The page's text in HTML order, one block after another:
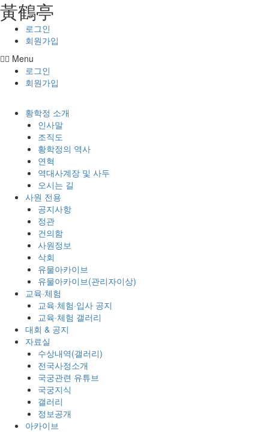
콘텐츠로
건너뛰기
⿈鶴亭
로그인
회원가입
Menu
로그인
회원가입
황학정 소개
인사말
조직도
황학정의 역사
연혁
역대사계장 및 사두
오시는 길
사원 전용
공지사항
정관
건의함
사원정보
삭회
유물아카이브
유물아카이브(관리자이상)
교육·체험
교육·체험·입사 공지
교육·체험 갤러리
대회 & 공지
자료실
수상내역(갤러리)
전국사정소개
국궁관련 유튜브
국궁지식
갤러리
정보공개
아카이브